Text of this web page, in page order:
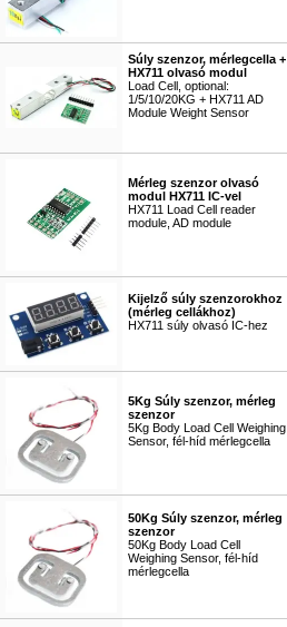
Súly szenzor, mérlegcella +
HX711 olvasó modul
Load Cell, optional:
1/5/10/20KG + HX711 AD
Module Weight Sensor
Mérleg szenzor olvasó
modul HX711 IC-vel
HX711 Load Cell reader
module, AD module
Kijelző súly szenzorokhoz
(mérleg cellákhoz)
HX711 súly olvasó IC-hez
5Kg Súly szenzor, mérleg
szenzor
5Kg Body Load Cell Weighing
Sensor, fél-híd mérlegcella
50Kg Súly szenzor, mérleg
szenzor
50Kg Body Load Cell
Weighing Sensor, fél-híd
mérlegcella